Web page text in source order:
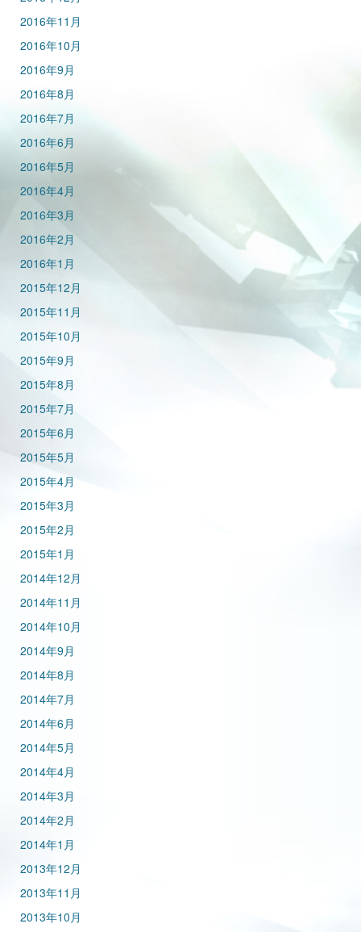
2016年11月
2016年10月
2016年9月
2016年8月
2016年7月
2016年6月
2016年5月
2016年4月
2016年3月
2016年2月
2016年1月
2015年12月
2015年11月
2015年10月
2015年9月
2015年8月
2015年7月
2015年6月
2015年5月
2015年4月
2015年3月
2015年2月
2015年1月
2014年12月
2014年11月
2014年10月
2014年9月
2014年8月
2014年7月
2014年6月
2014年5月
2014年4月
2014年3月
2014年2月
2014年1月
2013年12月
2013年11月
2013年10月